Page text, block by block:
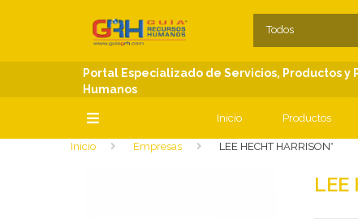
SECCIONES
Todos
Portal Especializado de Servicios, Productos
Humanos
Inicio Productos
Inicio Empresas LEE HECHT HARRISON*
LEE